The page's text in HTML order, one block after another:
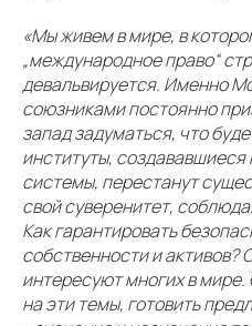
«Мы живем в мире, в
„международное право“
девальвируется. Именно
союзниками постоянно
запад задуматься, что
институты,
системы, перестанут
свой суверенитет,
Как гарантировать
собственности и активов?
интересуют многих в
на эти темы, готовить